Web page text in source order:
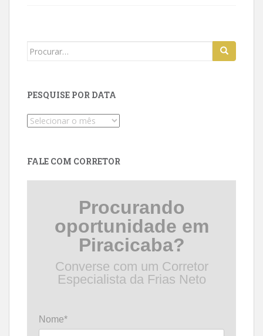
Search
PESQUISE POR DATA
Pesquise
FALE COM CORRETOR
Procurando
oportunidade em
Piracicaba?
Converse com um Corretor
Especialista da Frias Neto
Nome*